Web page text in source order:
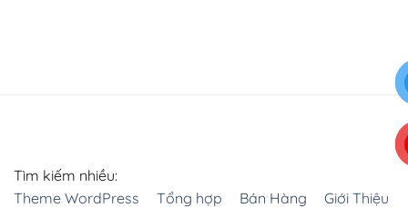
Tìm kiếm nhiều:
Theme WordPress
Tổng hợp Bán Hàng
Giới Thiệu